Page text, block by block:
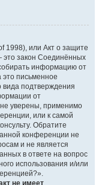
1998), или Акт о защите
это закон Соединённых
информацию от
письменное
вида подтверждения
от
уверены, применимо
или к самой
Обратите
конференции не
и не является
в ответе на вопрос
использования и/или